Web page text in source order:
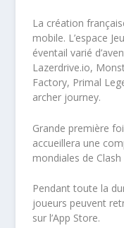
La création
mobile. L’espace
éventail varié
Lazerdrive.io,
Factory, Primal
archer journey.
Grande première
accueillera une
mondiales de Clash
Pendant toute la
joueurs peuvent
sur l’App Store.